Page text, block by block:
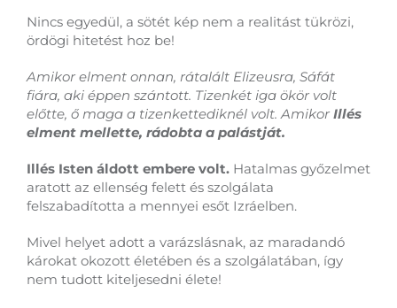
Nincs egyedül, a sötét kép nem a realitást tükrözi,
ördögi hitetést hoz be!
Amikor elment onnan, rátalált Elizeusra, Sáfát
fiára, aki éppen szántott. Tizenkét iga ökör volt
előtte, ő maga a tizenkettediknél volt. AmikorIllés
elment mellette, rádobta a palástját.
Illés Isten áldott embere volt. Hatalmas győzelmet
aratott az ellenség felett és szolgálata
felszabadította a mennyei esőt Izráelben.
Mivel helyet adott a varázslásnak, az maradandó
károkat okozott életében és a szolgálatában, így
nem tudott kiteljesedni élete!